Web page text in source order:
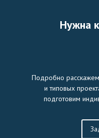
Нужна
Подробно
и типовых
подготовим